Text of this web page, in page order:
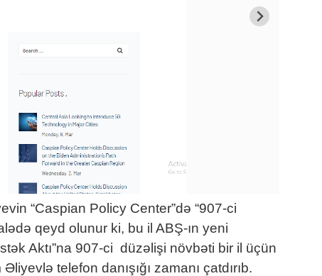
“Caspian Policy Center”də “907-ci
qeyd olunur ki, bu il ABŞ-ın yeni
Aktı”na 907-ci düzəlişi növbəti bir il üçün
telefon danışığı zamanı çatdırıb.